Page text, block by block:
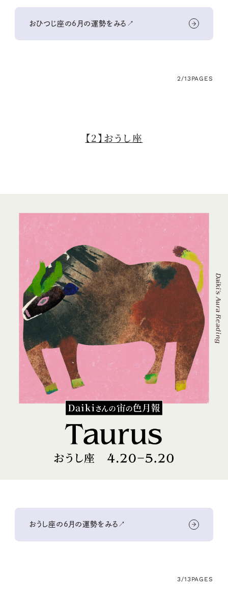
おひつじ座の6月の運勢をみる↗
2/13PAGES
【2】おうし座
おうし座の6月の運勢をみる↗
3/13PAGES